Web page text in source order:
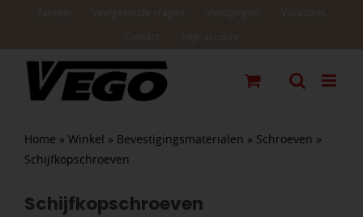
Home » Winkel » Bevestigingsmaterialen » Schroeven »
Schijfkopschroeven
Schijfkopschroeven